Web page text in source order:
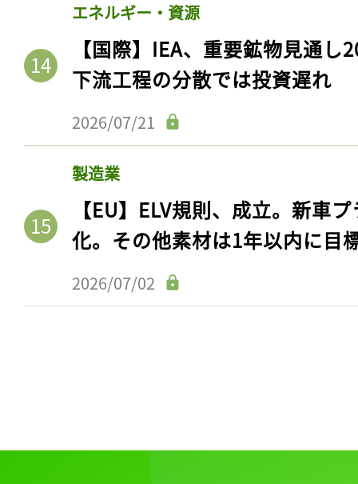
エネルギー・資源
【国際】IEA、重要鉱物見通
下流工程の分散では投資遅れ
2026/07/21
製造業
【EU】ELV規則、成立。新車
化。その他素材は1年以内に目
2026/07/02